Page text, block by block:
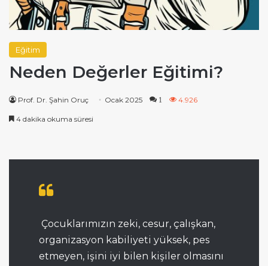
Eğitim
Neden Değerler Eğitimi?
Prof. Dr. Şahin Oruç Ocak 2025 1 4.926
4 dakika okuma süresi
Çocuklarımızın zeki, cesur, çalışkan,
organizasyon kabiliyeti yüksek, pes
etmeyen, işini iyi bilen kişiler olmasını